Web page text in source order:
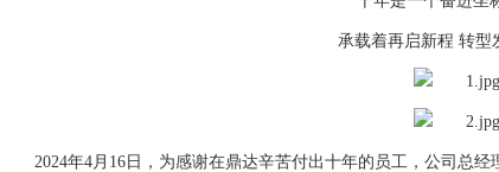
承载着再启新程 转型
2024年4月16日，为感谢在鼎达辛苦付出十年的员工，公司总